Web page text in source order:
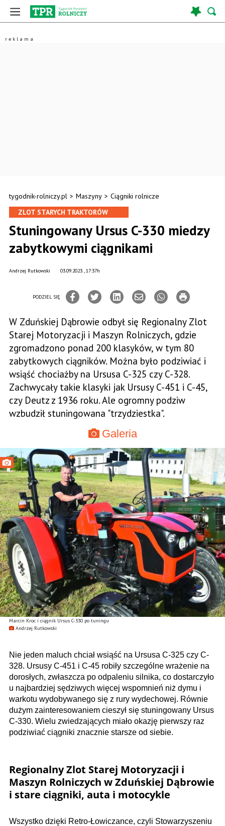
tygodnik-rolniczy.pl > Maszyny > Ciągniki rolnicze
Marcin Kroc i ciągnik Ursus C-330 po tuningu
Andrzej Rutkowski
ZLOT STARYCH TRAKTORÓW
Stuningowany Ursus C-330 miedzy
zabytkowymi ciągnikami
03.09.2023., 17:37h
Andrzej Rutkowski
PODZIEL SIĘ
W Zduńskiej Dąbrowie odbył się Regionalny Zlot
Starej Motoryzacji i Maszyn Rolniczych, gdzie
zgromadzono ponad 200 klasyków, w tym 80
zabytkowych ciągników. Można było podziwiać i
wsiąść chociażby na Ursusa C-325 czy C-328.
Zachwycały takie klasyki jak Ursusy C-451 i C-45,
czy Deutz z 1936 roku. Ale ogromny podziw
wzbudził stuningowana "trzydziestka".
Galeria
Nie jeden maluch chciał wsiąść na Ursusa C-325 czy C-
328. Ursusy C-451 i C-45 robiły szczególne wrażenie na
dorosłych, zwłaszcza po odpaleniu silnika, co dostarczyło
u najbardziej sędziwych więcej wspomnień niż dymu i
warkotu wydobywanego się z rury wydechowej. Równie
dużym zainteresowaniem cieszył się stuningowany Ursus
C-330. Wielu zwiedzających miało okazję pierwszy raz
podziwiać ciągniki znacznie starsze od siebie.
Regionalny Zlot Starej Motoryzacji i
Maszyn Rolniczych w Zduńskiej Dąbrowie
i stare ciągniki, auta i motocykle
Wszystko dzięki Retro-Łowiczance, czyli Stowarzyszeniu